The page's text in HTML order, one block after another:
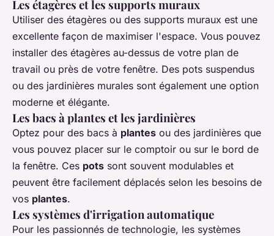
Les étagères et les supports muraux
Utiliser des étagères ou des supports muraux est une
excellente façon de maximiser l'espace. Vous pouvez
installer des étagères au-dessus de votre plan de
travail ou près de votre fenêtre. Des pots suspendus
ou des jardinières murales sont également une option
moderne et élégante.
Les bacs à plantes et les jardinières
Optez pour des bacs à plantes ou des jardinières que
vous pouvez placer sur le comptoir ou sur le bord de
la fenêtre. Ces pots sont souvent modulables et
peuvent être facilement déplacés selon les besoins de
vos plantes.
Les systèmes d'irrigation automatique
Pour les passionnés de technologie, les systèmes